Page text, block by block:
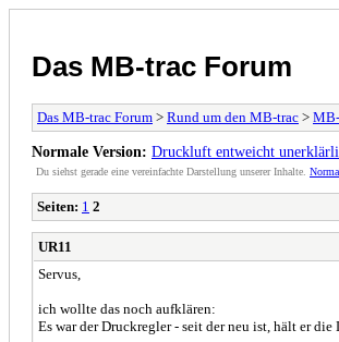
Das MB-trac Forum
Das MB-trac Forum > Rund um den MB-trac >
Normale Version: Druckluft entweicht
Du siehst gerade eine vereinfachte Darstellung unserer Inhalte.
Seiten: 1 2
UR11
Servus,
ich wollte das noch aufklären:
Es war der Druckregler - seit der neu ist, hält er die